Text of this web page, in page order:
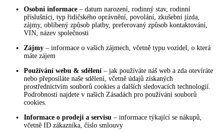
Osobní informace – datum narození, rodinný stav, rodinní
příslušníci, typ řidičského oprávnění, povolání, zkušební jízda,
zájmy, oblíbený způsob platby, preferovaný způsob kontaktování,
VIN, název společnosti
Zájmy – informace o vašich zájmech, včetně typu vozidel, o která
máte zájem
Používání webu & sdělení – jak používáte náš web a zda otevíráte
nebo přeposíláte naše sdělení, včetně údajů získaných
prostřednictvím souborů cookies a dalších sledovacích technologií.
Podrobnosti najdete v našich Zásadách pro používání souborů
cookies.
Informace o prodeji a servisu – informace týkající se nákupů,
včetně ID zákazníka, číslo smlouvy